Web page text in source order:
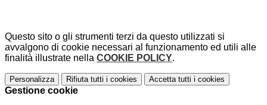
Questo sito o gli strumenti terzi da questo utilizzati si
avvalgono di cookie necessari al funzionamento ed utili alle
finalità illustrate nella COOKIE POLICY.
Personalizza Rifiuta tutti i cookies Accetta tutti i cookies
Gestione cookie